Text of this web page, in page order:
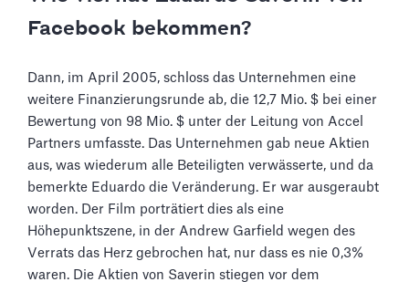
Facebook bekommen?
Dann, im April 2005, schloss das Unternehmen eine
weitere Finanzierungsrunde ab, die 12,7 Mio. $ bei einer
Bewertung von 98 Mio. $ unter der Leitung von Accel
Partners umfasste. Das Unternehmen gab neue Aktien
aus, was wiederum alle Beteiligten verwässerte, und da
bemerkte Eduardo die Veränderung. Er war ausgeraubt
worden. Der Film porträtiert dies als eine
Höhepunktszene, in der Andrew Garfield wegen des
Verrats das Herz gebrochen hat, nur dass es nie 0,3%
waren. Die Aktien von Saverin stiegen vor dem